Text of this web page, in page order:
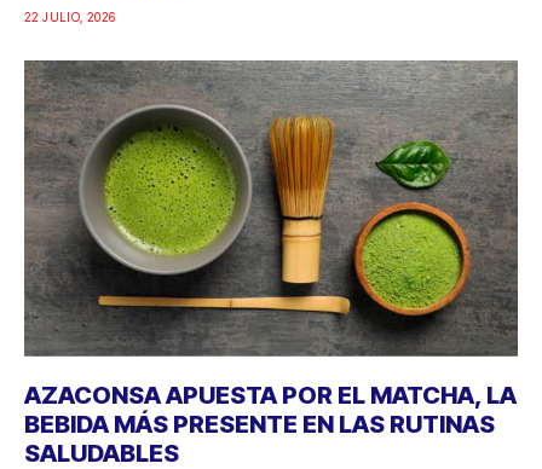
22 JULIO, 2026
AZACONSA APUESTA POR EL MATCHA, LA
BEBIDA MÁS PRESENTE EN LAS RUTINAS
SALUDABLES